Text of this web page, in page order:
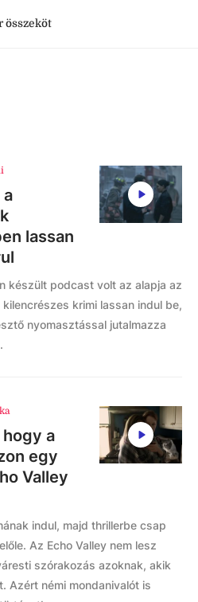
összeköt
a
lassan
készült podcast volt az alapja az
krimi lassan indul be,
nyomasztással jutalmazza
a
egy
Valley
indul, majd thrillerbe csap
Az Echo Valley nem lesz
szórakozás azoknak, akik
Azért némi mondanivalót is